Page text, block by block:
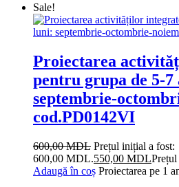
Sale!
Proiectarea
pentru grupa de 5-
septembrie-
cod.PD0142VI
600,00MDL Prețul inițial a fost:
600,00 MDL.550,00 MDL
Adaugă în coș Proiectarea pe 1